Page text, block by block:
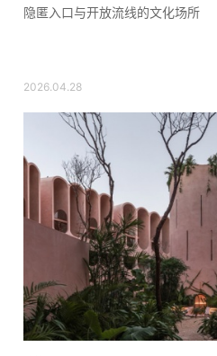
隐匿入口与开放流线的文化场所
2026.04.28